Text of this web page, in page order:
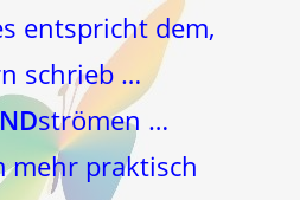
entspricht dem,
schrieb …
strömen …
mehr praktisch